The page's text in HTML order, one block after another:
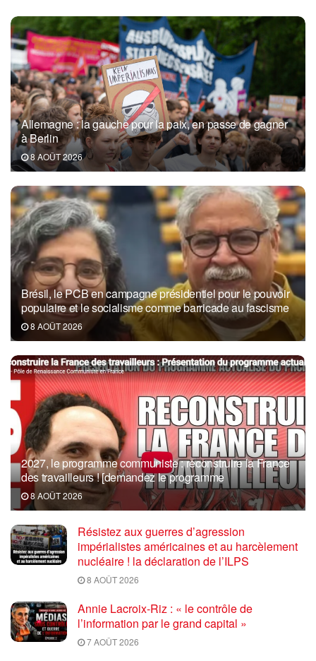
Allemagne : la gauche pour la paix, en passe de gagner
à Berlin
8 AOÛT 2026
Brésil, le PCB en campagne présidentiel pour le pouvoir
populaire et le socialisme comme barricade au fascisme
8 AOÛT 2026
2027, le programme communiste : reconstruire la France
des travailleurs ! [demandez le programme
8 AOÛT 2026
Résistez aux guerres d’agression
impérialistes américaines et au harcèlement
nucléaire ! la déclaration de l’ILPS
8 AOÛT 2026
Annie Lacroix-Riz : « le contrôle de
l’information par le grand capital »
7 AOÛT 2026